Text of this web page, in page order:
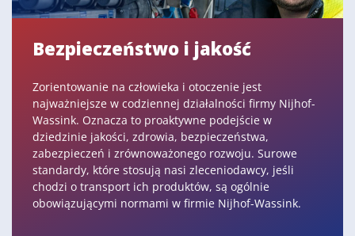
Bezpieczeństwo i jakość
Zorientowanie na człowieka i otoczenie jest
najważniejsze w codziennej działalności firmy Nijhof-
Wassink. Oznacza to proaktywne podejście w
dziedzinie jakości, zdrowia, bezpieczeństwa,
zabezpieczeń i zrównoważonego rozwoju. Surowe
standardy, które stosują nasi zleceniodawcy, jeśli
chodzi o transport ich produktów, są ogólnie
obowiązującymi normami w firmie Nijhof-Wassink.